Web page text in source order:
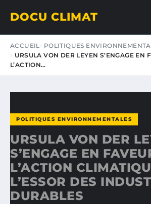
DOCU CLIMAT
ACCUEIL
POLITIQUES
URSULA VON DER LEYEN S’ENGAGE EN
L’ACTION…
POLITIQUES ENVIRONNEMENTALES
URSULA VON DER
S’ENGAGE EN
L’ACTION
L’ESSOR DES
DURABLES